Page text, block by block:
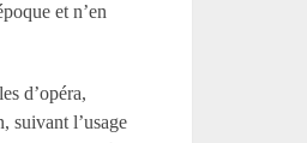
et n’en
d’opéra,
suivant l’usage